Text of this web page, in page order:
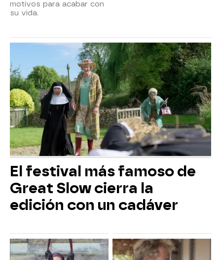
motivos para acabar con
su vida.
El festival más famoso de
Great Slow cierra la
edición con un cadáver